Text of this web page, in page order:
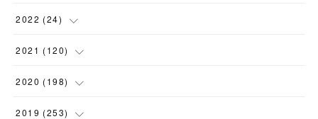
(1 )
(1)
( 1 )
(2)
(1)
(1)
(2 )
2022 (24)
(5)
(2)
(2)
2021 (120)
(12)
(3)
2020 (198)
(12)
2019 (253)